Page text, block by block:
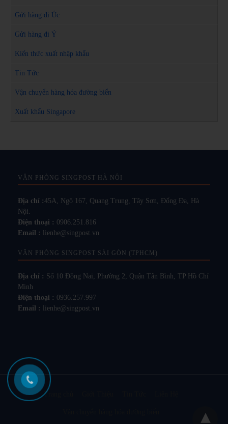
Gửi hàng đi Úc
Gửi hàng đi Ý
Kiến thức xuất nhập khẩu
Tin Tức
Vận chuyển hàng hóa đường biển
Xuất khẩu Singapore
VĂN PHÒNG SINGPOST HÀ NỘI
Địa chỉ :45A, Ngõ 167, Quang Trung, Tây Sơn, Đống Đa, Hà
Nội.
Điện thoại : 0906.251.816
Email :
lienhe@singpost.vn
VĂN PHÒNG SINGPOST SÀI GÒN (TPHCM)
Địa chỉ : Số 10 Đồng Nai, Phường 2, Quận Tân Bình, TP Hồ Chí
Minh
Điện thoại : 0936.257.997
Email :
lienhe@singpost.vn
Trang chủ